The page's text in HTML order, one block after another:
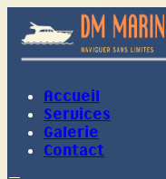
Accueil
Services
Galerie
Contact